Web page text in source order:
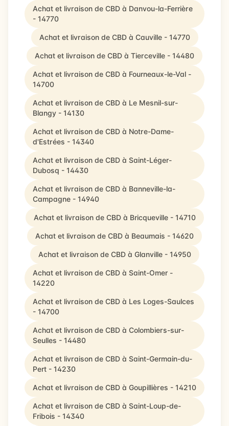
Achat et livraison de CBD à Danvou-la-Ferrière
- 14770
Achat et livraison de CBD à Cauville - 14770
Achat et livraison de CBD à Tierceville - 14480
Achat et livraison de CBD à Fourneaux-le-Val -
14700
Achat et livraison de CBD à Le Mesnil-sur-
Blangy - 14130
Achat et livraison de CBD à Notre-Dame-
d'Estrées - 14340
Achat et livraison de CBD à Saint-Léger-
Dubosq - 14430
Achat et livraison de CBD à Banneville-la-
Campagne - 14940
Achat et livraison de CBD à Bricqueville - 14710
Achat et livraison de CBD à Beaumais - 14620
Achat et livraison de CBD à Glanville - 14950
Achat et livraison de CBD à Saint-Omer -
14220
Achat et livraison de CBD à Les Loges-Saulces
- 14700
Achat et livraison de CBD à Colombiers-sur-
Seulles - 14480
Achat et livraison de CBD à Saint-Germain-du-
Pert - 14230
Achat et livraison de CBD à Goupillières - 14210
Achat et livraison de CBD à Saint-Loup-de-
Fribois - 14340